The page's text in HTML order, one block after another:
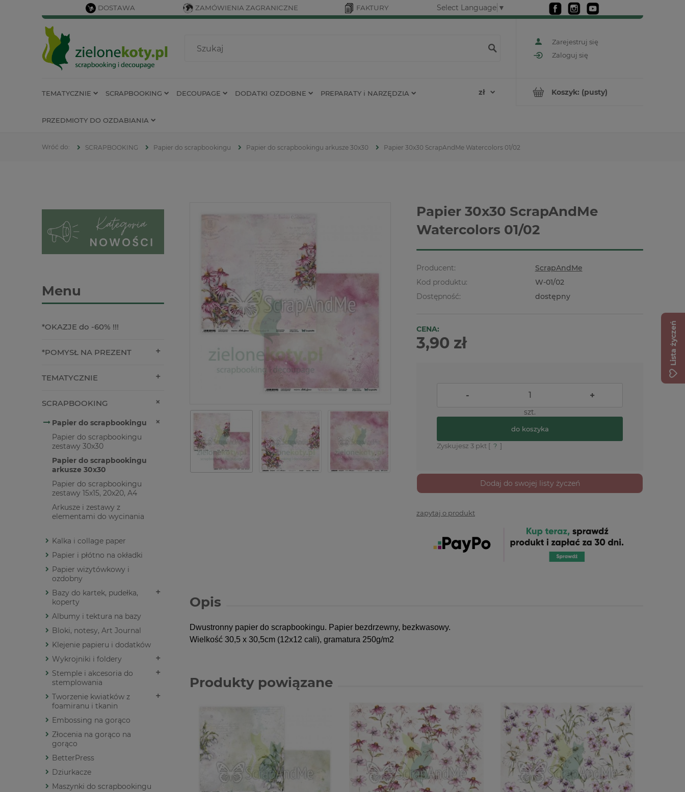
DOSTAWA ZAMÓWIENIA ZAGRANICZNE FAKTURY Select Language ▼
Zarejestruj się
Zaloguj się
Koszyk: (pusty)
TEMATYCZNIE SCRAPBOOKING DECOUPAGE DODATKI OZDOBNE PREPARATY i NARZĘDZIA
PRZEDMIOTY DO OZDABIANIA
SCRAPBOOKING Papier do scrapbookingu Papier do scrapbookingu arkusze 30x30 Papier 30x30 ScrapAndMe Watercolors 01/02
Menu
*OKAZJE do -60% !!!
*POMYSŁ NA PREZENT
TEMATYCZNIE
SCRAPBOOKING
Papier do scrapbookingu
Papier do scrapbookingu
zestawy 30x30
Papier do scrapbookingu
arkusze 30x30
Papier do scrapbookingu
zestawy 15x15, 20x20, A4
Arkusze i zestawy z
elementami do wycinania
Kalka i collage paper
Papier i płótno na okładki
Papier wizytówkowy i
ozdobny
Bazy do kartek, pudełka,
koperty
Albumy i tektura na bazy
Bloki, notesy, Art Journal
Klejenie papieru i dodatków
Wykrojniki i foldery
Stemple i akcesoria do
stemplowania
Tworzenie kwiatków z
foamiranu i tkanin
Embossing na gorąco
Złocenia na gorąco na
gorąco
BetterPress
Dziurkacze
Maszynki do scrapbookingu
Papier 30x30 ScrapAndMe
Watercolors 01/02
Producent:
ScrapAndMe
Kod produktu:
W-01/02
Dostępność:
dostępny
CENA:
3,90 zł
- +
szt.
do koszyka
Zyskujesz 3 pkt [ ? ]
Dodaj do swojej listy życzeń
zapytaj o produkt
Opis
Dwustronny papier do scrapbookingu. Papier bezdrzewny, bezkwasowy.
Wielkość 30,5 x 30,5cm (12x12 cali), gramatura 250g/m2
Produkty powiązane
Lista życzeń